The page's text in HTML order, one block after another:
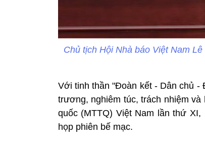
Chủ tịch Hội Nhà báo Việt Nam
Với tinh thần "Đoàn kết - Dân chủ -
trương, nghiêm túc, trách nhiệm
quốc (MTTQ) Việt Nam lần thứ
họp phiên bế mạc.